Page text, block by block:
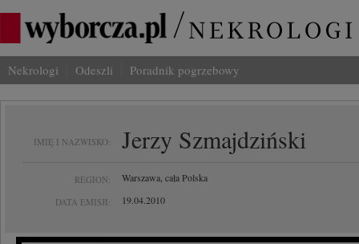
Nekrologi Odeszli Poradnik pogrzebowy
IMIĘ I NAZWISKO: Jerzy Szmajdziński
REGION: Warszawa, cała Polska
DATA EMISJI: 19.04.2010